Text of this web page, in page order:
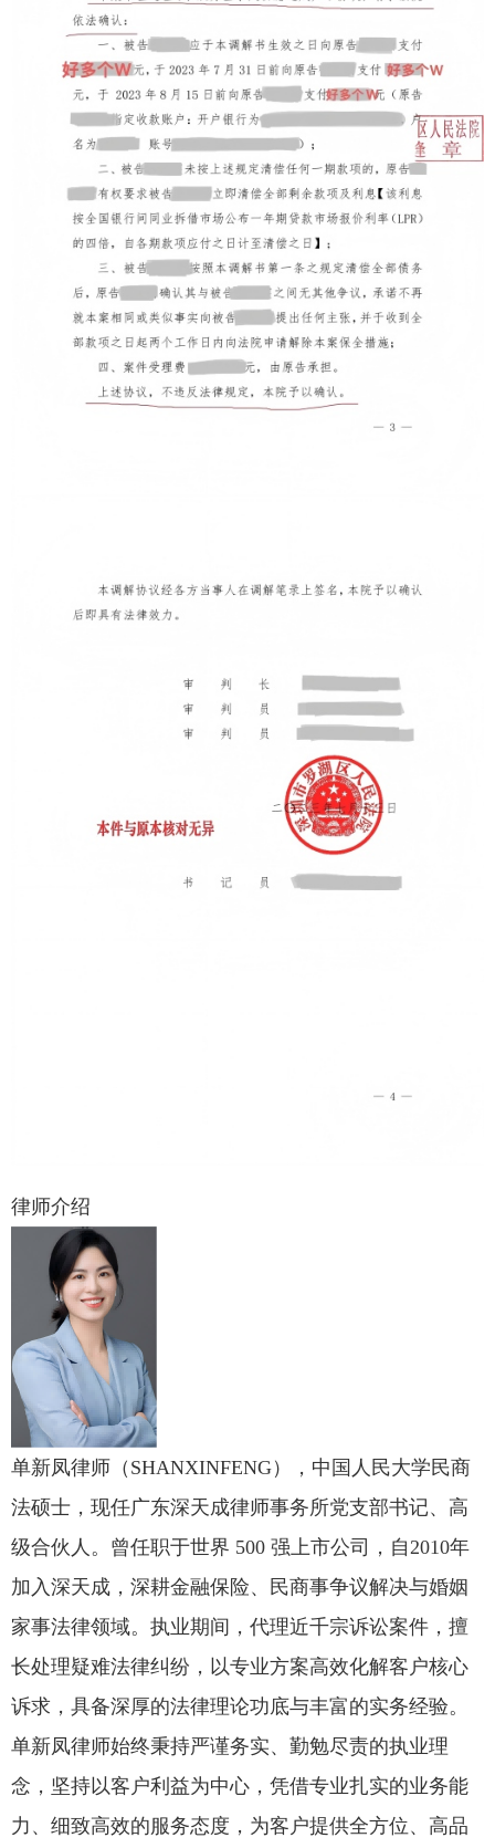
律师介绍
单新凤律师（SHANXINFENG），中国人民大学民商
法硕士，现任广东深天成律师事务所党支部书记、高
级合伙人。曾任职于世界 500 强上市公司，自2010年
加入深天成，深耕金融保险、民商事争议解决与婚姻
家事法律领域。执业期间，代理近千宗诉讼案件，擅
长处理疑难法律纠纷，以专业方案高效化解客户核心
诉求，具备深厚的法律理论功底与丰富的实务经验。
单新凤律师始终秉持严谨务实、勤勉尽责的执业理
念，坚持以客户利益为中心，凭借专业扎实的业务能
力、细致高效的服务态度，为客户提供全方位、高品